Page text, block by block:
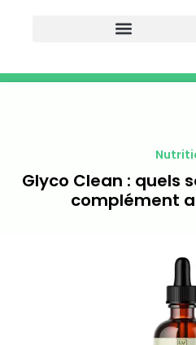
Glyco Clean : quels
complément